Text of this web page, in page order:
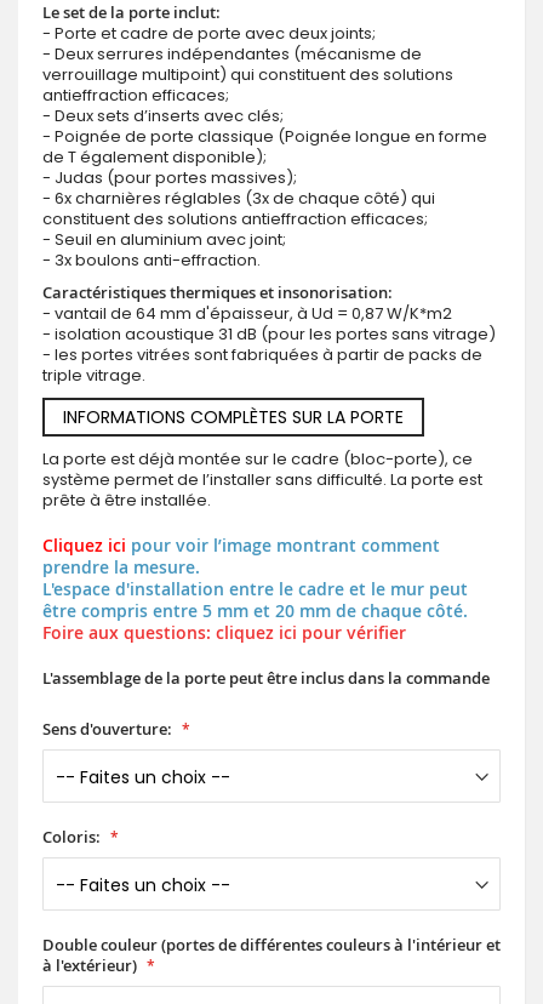
Le set de la porte inclut:
- Porte et cadre de porte avec deux joints;
- Deux serrures indépendantes (mécanisme de
verrouillage multipoint) qui constituent des solutions
antieffraction efficaces;
- Deux sets d’inserts avec clés;
- Poignée de porte classique (Poignée longue en forme
de T également disponible);
- Judas (pour portes massives);
- 6x charnières réglables (3x de chaque côté) qui
constituent des solutions antieffraction efficaces;
- Seuil en aluminium avec joint;
- 3x boulons anti-effraction.
Caractéristiques thermiques et insonorisation:
- vantail de 64 mm d'épaisseur, à Ud = 0,87 W/K*m2
- isolation acoustique 31 dB (pour les portes sans vitrage)
- les portes vitrées sont fabriquées à partir de packs de
triple vitrage.
INFORMATIONS COMPLÈTES SUR LA PORTE
La porte est déjà montée sur le cadre (bloc-porte), ce
système permet de l’installer sans difficulté. La porte est
prête à être installée.
Cliquez ici pour voir l’image montrant comment
prendre la mesure.
L'espace d'installation entre le cadre et le mur peut
être compris entre 5 mm et 20 mm de chaque côté.
Foire aux questions: cliquez ici pour vérifier
L'assemblage de la porte peut être inclus dans la commande
Sens d'ouverture:
Coloris:
Double couleur (portes de différentes couleurs à l'intérieur et
à l'extérieur)